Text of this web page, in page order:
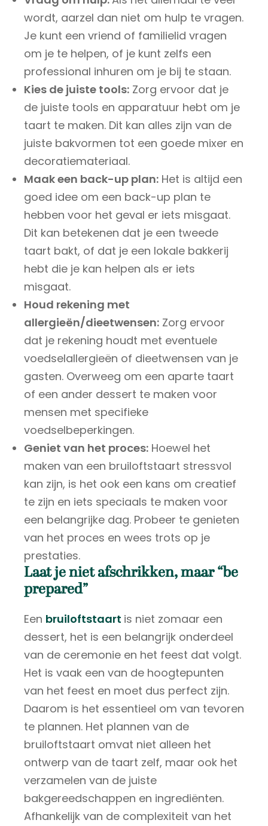
wordt, aarzel dan niet om hulp te vragen.
Je kunt een vriend of familielid vragen
om je te helpen, of je kunt zelfs een
professional inhuren om je bij te staan.
Kies de juiste tools: Zorg ervoor dat je
de juiste tools en apparatuur hebt om je
taart te maken. Dit kan alles zijn van de
juiste bakvormen tot een goede mixer en
decoratiemateriaal.
Maak een back-up plan: Het is altijd een
goed idee om een back-up plan te
hebben voor het geval er iets misgaat.
Dit kan betekenen dat je een tweede
taart bakt, of dat je een lokale bakkerij
hebt die je kan helpen als er iets
misgaat.
Houd rekening met
allergieën/dieetwensen: Zorg ervoor
dat je rekening houdt met eventuele
voedselallergieën of dieetwensen van je
gasten. Overweeg om een aparte taart
of een ander dessert te maken voor
mensen met specifieke
voedselbeperkingen.
Geniet van het proces: Hoewel het
maken van een bruiloftstaart stressvol
kan zijn, is het ook een kans om creatief
te zijn en iets speciaals te maken voor
een belangrijke dag. Probeer te genieten
van het proces en wees trots op je
prestaties.
Laat je niet afschrikken, maar “be
prepared”
Een bruiloftstaart is niet zomaar een
dessert, het is een belangrijk onderdeel
van de ceremonie en het feest dat volgt.
Het is vaak een van de hoogtepunten
van het feest en moet dus perfect zijn.
Daarom is het essentieel om van tevoren
te plannen. Het plannen van de
bruiloftstaart omvat niet alleen het
ontwerp van de taart zelf, maar ook het
verzamelen van de juiste
bakgereedschappen en ingrediënten.
Afhankelijk van de complexiteit van het